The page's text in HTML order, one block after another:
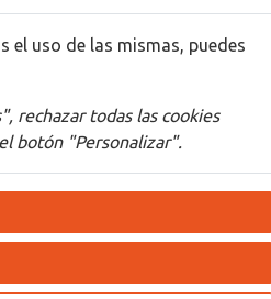
el uso de las mismas, puedes
rechazar todas las cookies
botón "Personalizar".